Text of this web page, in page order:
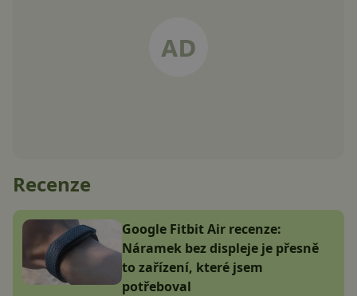
Recenze
Google Fitbit Air recenze:
Náramek bez displeje je přesně
to zařízení, které jsem
potřeboval